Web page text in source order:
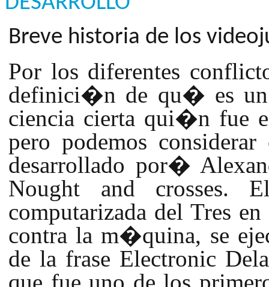
Breve historia de los
Por los diferentes
definici�n de qu� es un
ciencia cierta qui�n fue
pero podemos
desarrollado por�
Nought and crosses.
computarizada del Tres
contra la m�quina, se
de la frase Electronic